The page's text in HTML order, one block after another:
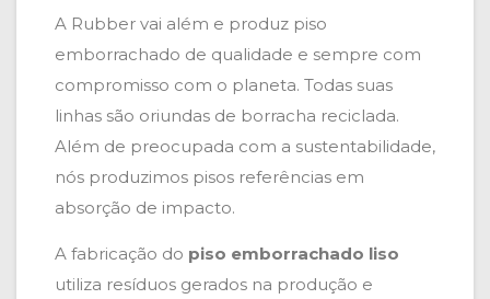
A Rubber vai além e produz piso
emborrachado de qualidade e sempre com
compromisso com o planeta. Todas suas
linhas são oriundas de borracha reciclada.
Além de preocupada com a sustentabilidade,
nós produzimos pisos referências em
absorção de impacto.
A fabricação do piso emborrachado liso
utiliza resíduos gerados na produção e